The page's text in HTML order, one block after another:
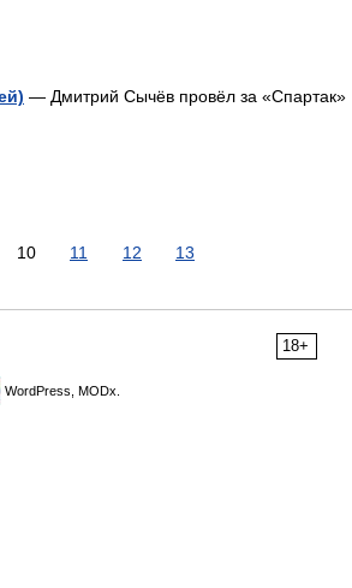
— Дмитрий Сычёв провёл за «Спартак»
10 11 12 13
18+
WordPress, MODx.